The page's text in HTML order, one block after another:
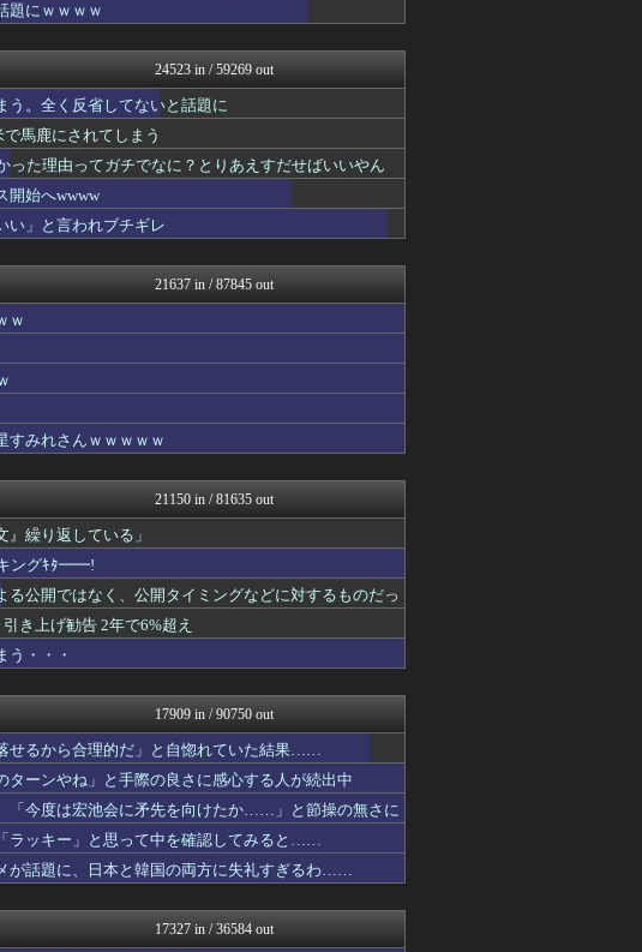
ダイエット速報＠2ちゃんね...
mashlife通信
坂道情報通～乃木坂46まと...
デジタルニューススレッド
いる」
おーるじゃんる
るトラ...
鬼女はみた -修羅場・恋愛...
不思議.net - 5ch...
筋肉速報
えっ!?またここのサイト?
まま終...
ウマ娘まとめ速報うまろぐ
あらまめ2ch
る...
ベイスターズNEWS
ー...
方をさ...
修羅場ハザード -復讐・D...
バズッター速報
とチ...
ドメサカブログ
...
もきゅ速(*´ω`*)人(...
ウマ娘うまぴょい速報
見てモ...
素敵な鬼女様
似て...
広島東洋カープまとめブログ...
鬼女の宅配便 - 修羅場・...
まとめCUP
働くモノニュース : 人生...
！
GOSSIP速報
的だ」...
U-1 NEWS.
爆...
トレンドの通り道
コノユビニュース｜みんなの...
し父が...
修羅場ライフ速報
...
女子アナお宝画像速報－5c...
の銀...
わんこーる速報！
ｗ
不思議.net - 5ch...
アニはつ -アニメ発信場-
題にｗｗｗｗ
24523 in / 59269 out
う。全く反省してないと話題に
馬鹿にされてしまう
った理由ってガチでなに？とりあえすだせばいいやん
開始へwwww
い」と言われブチギレ
21637 in / 87845 out
ｗ
すみれさんｗｗｗｗｗ
21150 in / 81635 out
繰り返している」
キングｷﾀ━━!
公開ではなく、公開タイミングなどに対するものだっ
き上げ勧告 2年で6%超え
う・・・
17909 in / 90750 out
せるから合理的だ」と自惚れていた結果……
ーンやね」と手際の良さに感心する人が続出中
「今度は宏池会に矛先を向けたか……」と節操の無さに
ラッキー」と思って中を確認してみると……
が話題に、日本と韓国の両方に失礼すぎるわ……
17327 in / 36584 out